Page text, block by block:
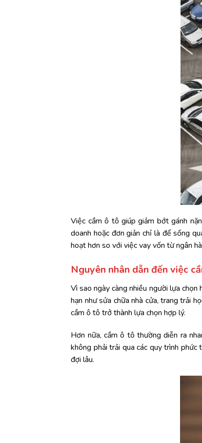
Việc cầm ô tô giúp giảm bớt gánh
doanh hoặc đơn giản chỉ là để sống
hoạt hơn so với việc vay vốn từ ngân
Nguyên nhân dẫn đến việc
Vì sao ngày càng nhiều người lựa
hạn như sửa chữa nhà cửa, trang trải
cầm ô tô trở thành lựa chọn hợp lý.
Hơn nữa, cầm ô tô thường diễn ra
không phải trải qua các quy trình
đợi lâu.